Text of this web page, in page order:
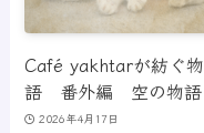
Café yakhtarが紡ぐ物
語 番外編 空の物語
2026年4月17日